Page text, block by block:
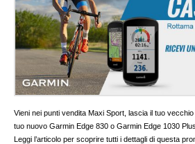
Vieni nei punti vendita Maxi Sport, lascia il tuo
tuo nuovo Garmin Edge 830 o Garmin Edge 1030
Leggi l’articolo per scoprire tutti i dettagli di questa